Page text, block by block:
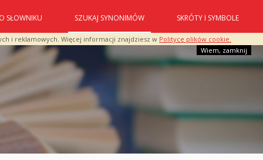
i reklamowych. Więcej informacji znajdziesz w Polityce plików cookie.
Wiem, zamknij
O SŁOWNIKU SZUKAJ SYNONIMÓW SKRÓTY I SYMBOLE